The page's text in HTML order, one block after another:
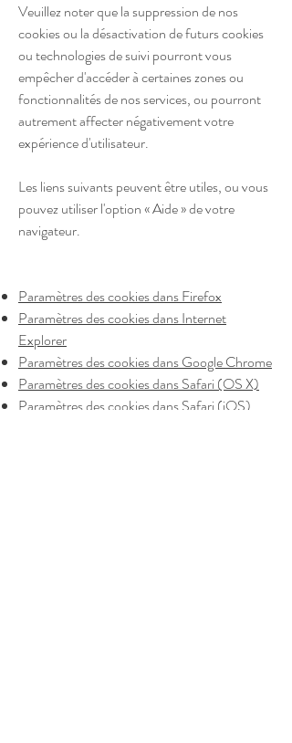
Veuillez noter que la suppression de nos
cookies ou la désactivation de futurs cookies
ou technologies de suivi pourront vous
empêcher d'accéder à certaines zones ou
fonctionnalités de nos services, ou pourront
autrement affecter négativement votre
expérience d'utilisateur.
Les liens suivants peuvent être utiles, ou vous
pouvez utiliser l'option « Aide » de votre
navigateur.
Paramètres des cookies dans Firefox
Paramètres des cookies dans Internet
Explorer
Paramètres des cookies dans Google Chrome
Paramètres des cookies dans Safari (OS X)
Paramètres des cookies dans Safari (iOS)